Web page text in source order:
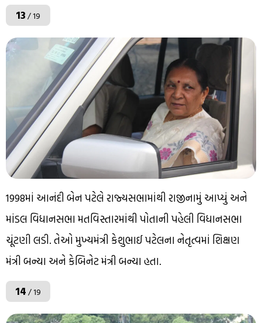
13/ 19
1998માં આનંદી બેન પટેલે રાજ્યસભામાંથી રાજીનામું આપ્યું અને
માંડલ વિધાનસભા મતવિસ્તારમાંથી પોતાની પહેલી વિધાનસભા
ચૂંટણી લડી. તેઓ મુખ્યમંત્રી કેશુભાઈ પટેલના નેતૃત્વમાં શિક્ષણ
મંત્રી બન્યા અને કેબિનેટ મંત્રી બન્યા હતા.
14/ 19